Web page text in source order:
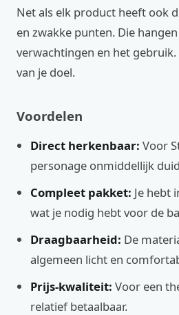
Net als elk product heeft ook
en zwakke punten. Die
verwachtingen en het
van je doel.
Voordelen
Direct herkenbaar: Voor
personage onmiddellijk
Compleet pakket: Je hebt
wat je nodig hebt voor de
Draagbaarheid: De
algemeen licht en
Prijs-kwaliteit: Voor een
relatief betaalbaar.